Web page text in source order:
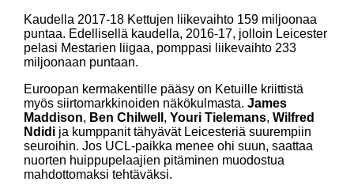
Kaudella 2017-18 Kettujen liikevaihto 159 miljoonaa
puntaa. Edellisellä kaudella, 2016-17, jolloin Leicester
pelasi Mestarien liigaa, pomppasi liikevaihto 233
miljoonaan puntaan.
Euroopan kermakentille pääsy on Ketuille kriittistä
myös siirtomarkkinoiden näkökulmasta. James
Maddison, Ben Chilwell , Youri Tielemans, Wilfred
Ndidi ja kumppanit tähyävät Leicesteriä suurempiin
seuroihin. Jos UCL-paikka menee ohi suun, saattaa
nuorten huippupelaajien pitäminen muodostua
mahdottomaksi tehtäväksi.